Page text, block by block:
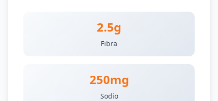
2.5g
Fibra
250mg
Sodio